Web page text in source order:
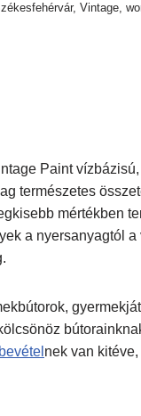
,Vintage,
Paint
természetes
mértékben
a nyersanyagtól
nek van